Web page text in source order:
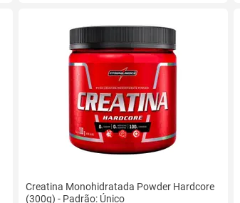
Creatina Monohidratada Powder Hardcore
(300g) - Padrão: Único